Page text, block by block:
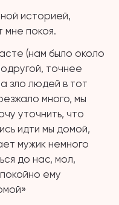
историей,
мне покоя.
(нам было около
точнее
зло людей в тот
много, мы
уточнить, что
идти мы домой,
мужик немного
до нас, мол,
ему